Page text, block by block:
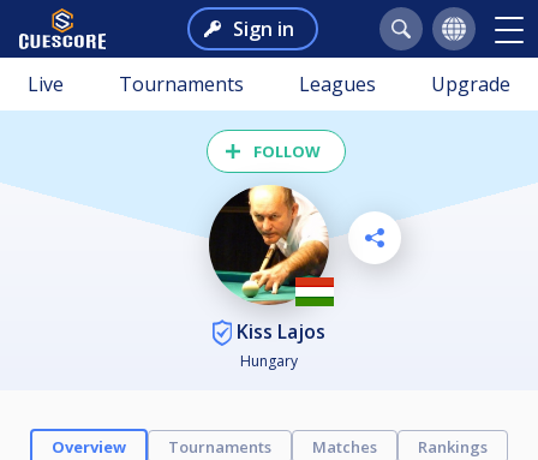
Sign in
Live Tournaments Leagues Upgrade
FOLLOW
Kiss Lajos
Hungary
Overview Tournaments Matches
Rankings